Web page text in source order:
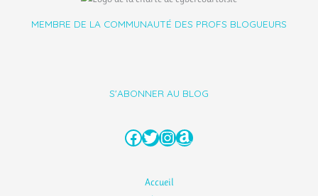
MEMBRE DE LA COMMUNAUTÉ DES PROFS BLOGUEURS
S'ABONNER AU BLOG
Facebook
Twitter
Instagram
Amazon
Accueil